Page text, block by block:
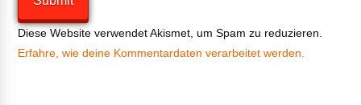
Diese Website verwendet Akismet, um Spam zu reduzieren.
Erfahre, wie deine Kommentardaten verarbeitet werden.